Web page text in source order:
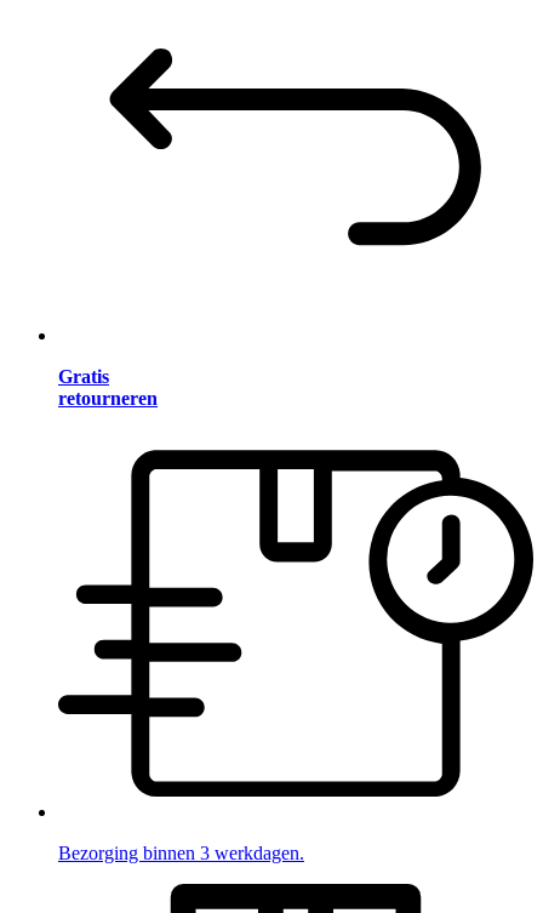
Gratis
retourneren
Bezorging binnen 3 werkdagen.